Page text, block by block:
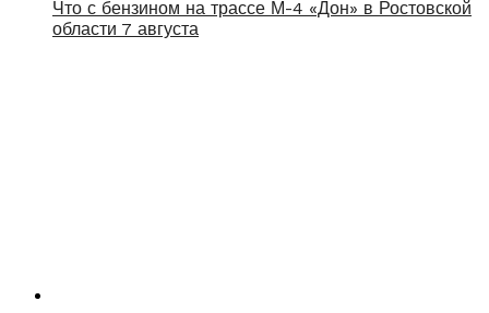
Что с бензином на трассе М-4 «Дон» в Ростовской
области 7 августа